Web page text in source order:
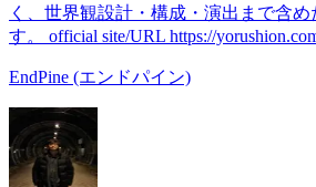
く、世界観設計・構成・演出まで含
す。 official site/URL https://
EndPine (エンドパイン)